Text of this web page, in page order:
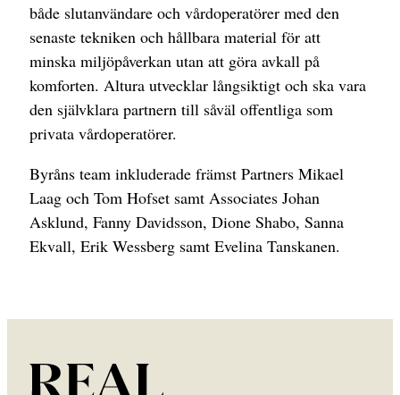
både slutanvändare och vårdoperatörer med den
senaste tekniken och hållbara material för att
minska miljöpåverkan utan att göra avkall på
komforten. Altura utvecklar långsiktigt och ska vara
den självklara partnern till såväl offentliga som
privata vårdoperatörer.
Byråns team inkluderade främst Partners Mikael
Laag och Tom Hofset samt Associates Johan
Asklund, Fanny Davidsson, Dione Shabo, Sanna
Ekvall, Erik Wessberg samt Evelina Tanskanen.